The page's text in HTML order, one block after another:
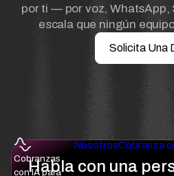
Habla con una
por ti — por voz, WhatsApp,
escala que ningún
Solicita Una
Cobranzas
con IA para
NosotrosCobranza